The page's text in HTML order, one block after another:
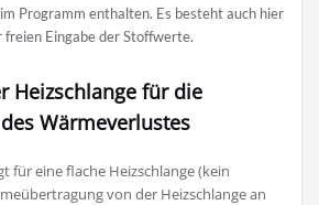
Programm enthalten. Es besteht auch hier
Eingabe der Stoffwerte.
Heizschlange für die
Wärmeverlustes
für eine flache Heizschlange (kein
von der Heizschlange an